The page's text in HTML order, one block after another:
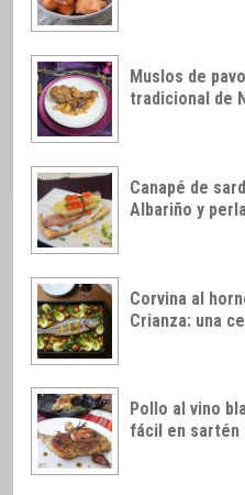
Muslos de
tradicional de
Canapé de
Albariño y
Corvina al
Crianza: una
Pollo al vino
fácil en sartén